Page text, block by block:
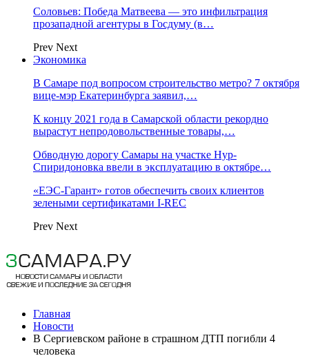
Соловьев: Победа Матвеева — это инфильтрация
прозападной агентуры в Госдуму (в…
Prev Next
Экономика
В Самаре под вопросом строительство метро? 7 октября
вице-мэр Екатеринбурга заявил,…
К концу 2021 года в Самарской области рекордно
вырастут непродовольственные товары,…
Обводную дорогу Самары на участке Нур-
Спиридоновка ввели в эксплуатацию в октябре…
«ЕЭС-Гарант» готов обеспечить своих клиентов
зелеными сертификатами I-REC
Prev Next
Главная
Новости
В Сергиевском районе в страшном ДТП погибли 4
человека